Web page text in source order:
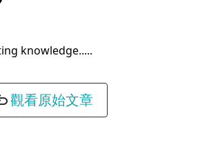
knowledge...
觀看原始文章